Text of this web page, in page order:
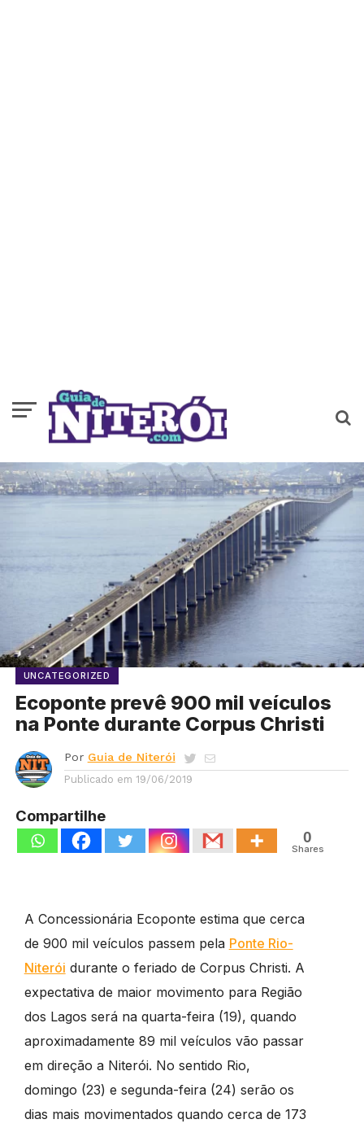
UNCATEGORIZED
Ecoponte prevê 900 mil veículos
na Ponte durante Corpus Christi
Por Guia de Niterói
Publicado em 19/06/2019
Compartilhe
0
Shares
A Concessionária Ecoponte estima que cerca
de 900 mil veículos passem pela Ponte Rio-
Niterói durante o feriado de Corpus Christi. A
expectativa de maior movimento para Região
dos Lagos será na quarta-feira (19), quando
aproximadamente 89 mil veículos vão passar
em direção a Niterói. No sentido Rio,
domingo (23) e segunda-feira (24) serão os
dias mais movimentados quando cerca de 173